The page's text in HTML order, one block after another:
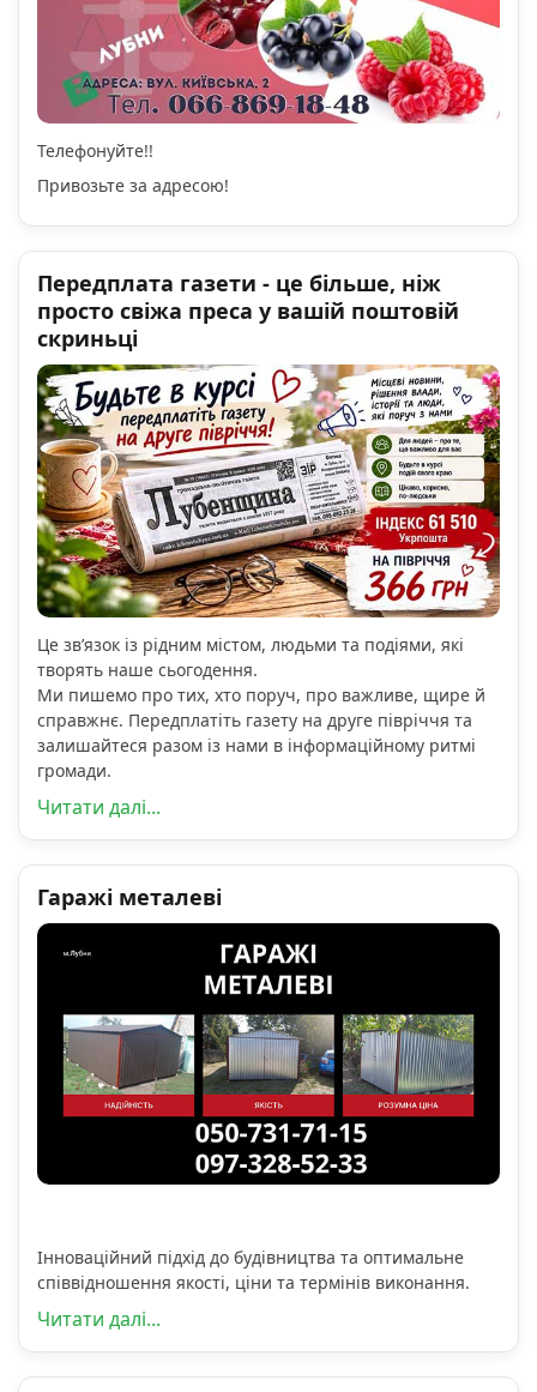
Телефонуйте!!
Привозьте за адресою!
Передплата газети - це більше, ніж
просто свіжа преса у вашій поштовій
скриньці
Це зв’язок із рідним містом, людьми та подіями, які
творять наше сьогодення.
Ми пишемо про тих, хто поруч, про важливе, щире й
справжнє. Передплатіть газету на друге півріччя та
залишайтеся разом із нами в інформаційному ритмі
громади.
Читати далі...
Гаражі металеві
Інноваційний підхід до будівництва та оптимальне
співвідношення якості, ціни та термінів виконання.
Читати далі...